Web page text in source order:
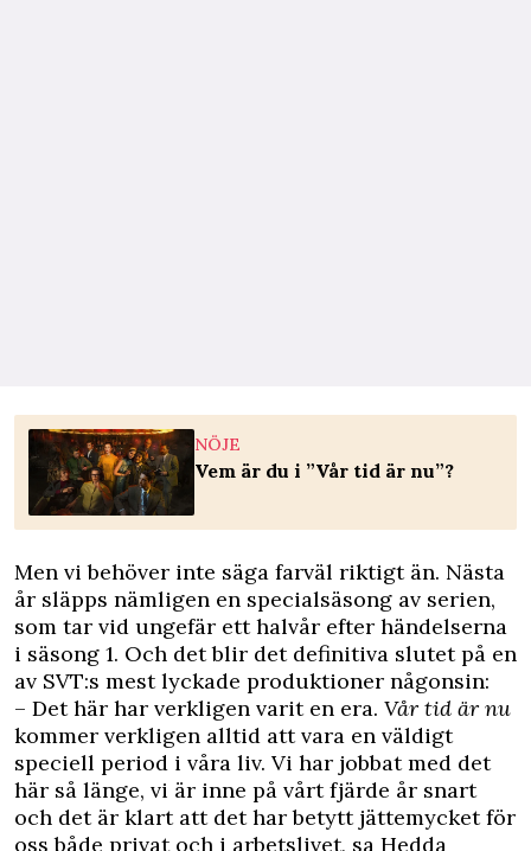
NÖJE
Vem är du i ”Vår tid är nu”?
Men vi behöver inte säga farväl riktigt än. Nästa
år släpps nämligen en specialsäsong av serien,
som tar vid ungefär ett halvår efter händelserna
i säsong 1. Och det blir det definitiva slutet på en
av SVT:s mest lyckade produktioner någonsin:
– Det här har verkligen varit en era. Vår tid är nu
kommer verkligen alltid att vara en väldigt
speciell period i våra liv. Vi har jobbat med det
här så länge, vi är inne på vårt fjärde år snart
och det är klart att det har betytt jättemycket för
oss både privat och i arbetslivet, sa Hedda